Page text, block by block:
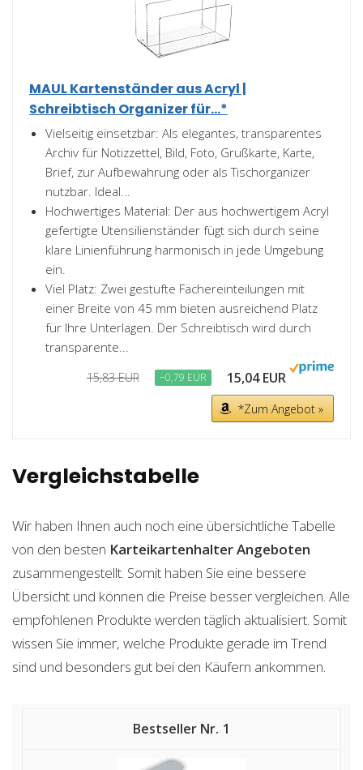
MAUL Kartenständer aus Acryl |
Schreibtisch Organizer für...*
Vielseitig einsetzbar: Als elegantes, transparentes
Archiv für Notizzettel, Bild, Foto, Grußkarte, Karte,
Brief, zur Aufbewahrung oder als Tischorganizer
nutzbar. Ideal...
Hochwertiges Material: Der aus hochwertigem Acryl
gefertigte Utensilienständer fügt sich durch seine
klare Linienführung harmonisch in jede Umgebung
ein.
Viel Platz: Zwei gestufte Fächereinteilungen mit
einer Breite von 45 mm bieten ausreichend Platz
für Ihre Unterlagen. Der Schreibtisch wird durch
transparente...
15,83 EUR −0,79 EUR 15,04 EUR
*Zum Angebot »
Vergleichstabelle
Wir haben Ihnen auch noch eine übersichtliche Tabelle
von den besten KarteikartenhalterAngeboten
zusammengestellt. Somit haben Sie eine bessere
Übersicht und können die Preise besser vergleichen. Alle
empfohlenen Produkte werden täglich aktualisiert. Somit
wissen Sie immer, welche Produkte gerade im Trend
sind und besonders gut bei den Käufern ankommen.
1